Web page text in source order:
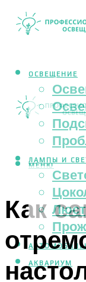
ОСВЕЩЕНИЕ
ЛАМПЫ И
АКВАРИУМ
МЕНЮ
Как